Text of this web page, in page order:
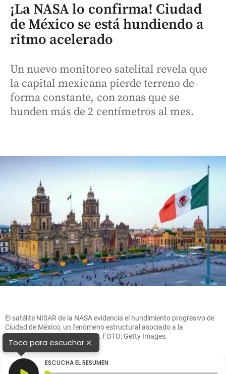
¡La NASA lo confirma! Ciudad
de México se está hundiendo a
ritmo acelerado
Un nuevo monitoreo satelital revela que
la capital mexicana pierde terreno de
forma constante, con zonas que se
hunden más de 2 centímetros al mes.
El satélite NISAR de la NASA evidencia el hundimiento progresivo de
Ciudad de México, un fenómeno estructural asociado a la
sobreexplotación de acuíferos. FOTO: Getty Images.
Toca para escuchar×
ESCUCHA EL RESUMEN